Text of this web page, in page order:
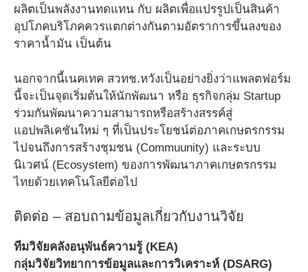
ผลิตเป็นพลังงานทดแทน กับ ผลิตเพื่อแปรรูปเป็นสินค้า
อุปโภคบริโภคควรแตกต่างกันตามอัตราการขึ้นลงของ
ราคาน้ำมัน เป็นต้น
นอกจากนี้เนคเทค สวทช.หวังเป็นอย่างยิ่งว่าแพลตฟอร์ม
นี้จะเป็นจุดเริ่มต้นให้นักพัฒนา หรือ ธุรกิจกลุ่ม Startup
ร่วมกันพัฒนาความสามารถหรือสร้างสรรค์สู่
แอปพลิเคชันใหม่ ๆ ที่เป็นประโยชน์ต่อภาคเกษตรกรรม
ไปจนถึงการสร้างชุมชน (Commuunity) และระบบ
นิเวศน์ (Ecosystem) ของการพัฒนาภาคเกษตรกรรม
ไทยด้วยเทคโนโลยีต่อไป
ติดต่อ – สอบถามข้อมูลเกี่ยวกับงานวิจัย
ทีมวิจัยคลังอนุพันธ์ความรู้ (KEA)
กลุ่มวิจัยวิทยาการข้อมูลและการวิเคราะห์ (DSARG)